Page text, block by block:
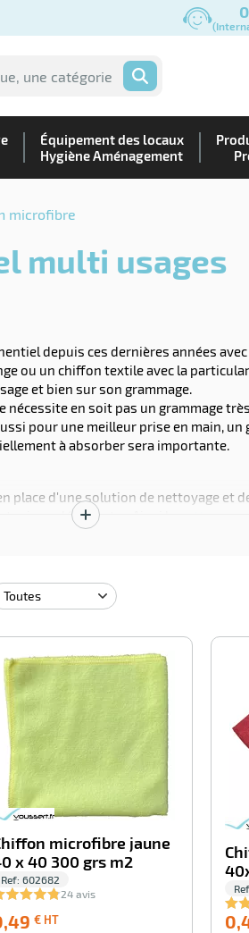
OK
Équipement des locaux
Hygiène Aménagement
microfibre
multi usages
depuis ces dernières années
ou un chiffon textile avec la
et bien sur son grammage.
en soit pas un grammage
pour une meilleur prise en main, un
à absorber sera importante.
place d'une solution de nettoyage et
ou désinfecter. Ainsi le
de préparation alimentaire. La
Afficher
microfibre jaune
x 40 300 grs m2
Ref: 602682
24 avis
€ HT